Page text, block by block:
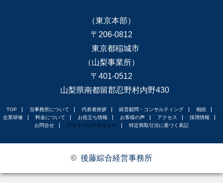
（東京本部）
〒206-0812
東京都稲城市
（山梨事業所）
〒401-0512
山梨県南都留郡忍野村内野430
TOP 当事務所について 代表者挨拶 経営顧問・コンサルティング
相続
企業研修
料金について お役立ち情報 お客様の声 アクセス
採用情報
お問合せ
プライバシーポリシー 特定商取引法に基づく表記
© 後藤綜合経営事務所